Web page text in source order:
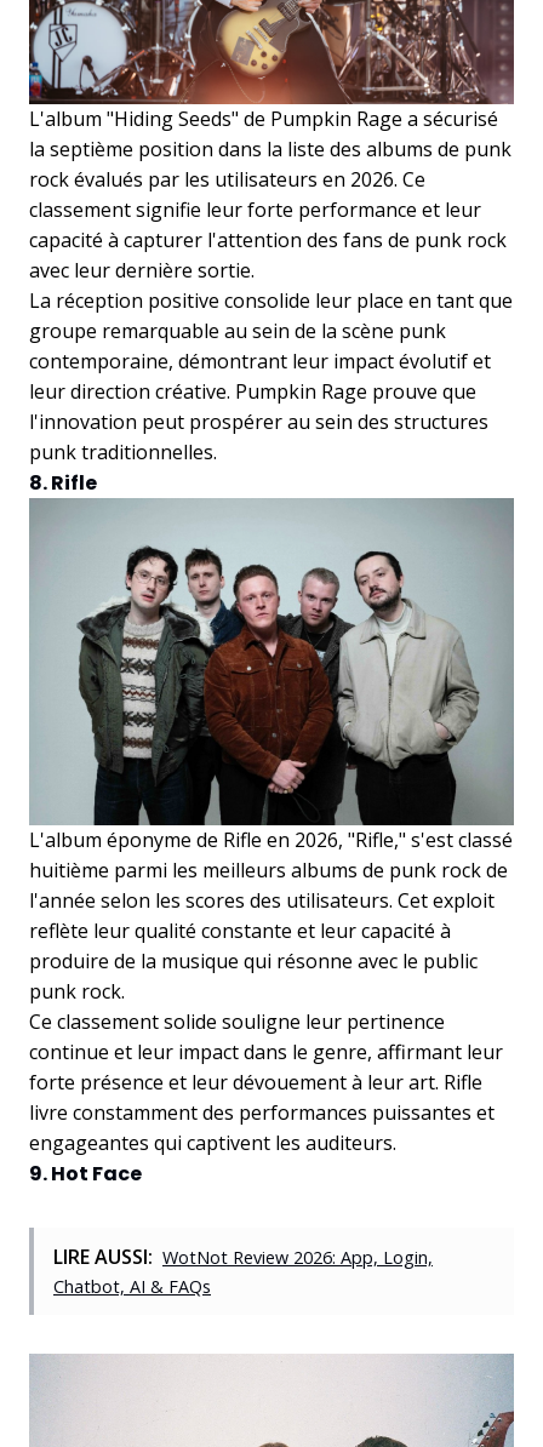
L'album "Hiding Seeds" de Pumpkin Rage a sécurisé
la septième position dans la liste des albums de punk
rock évalués par les utilisateurs en 2026. Ce
classement signifie leur forte performance et leur
capacité à capturer l'attention des fans de punk rock
avec leur dernière sortie.
La réception positive consolide leur place en tant que
groupe remarquable au sein de la scène punk
contemporaine, démontrant leur impact évolutif et
leur direction créative. Pumpkin Rage prouve que
l'innovation peut prospérer au sein des structures
punk traditionnelles.
8. Rifle
L'album éponyme de Rifle en 2026, "Rifle," s'est classé
huitième parmi les meilleurs albums de punk rock de
l'année selon les scores des utilisateurs. Cet exploit
reflète leur qualité constante et leur capacité à
produire de la musique qui résonne avec le public
punk rock.
Ce classement solide souligne leur pertinence
continue et leur impact dans le genre, affirmant leur
forte présence et leur dévouement à leur art. Rifle
livre constamment des performances puissantes et
engageantes qui captivent les auditeurs.
9. Hot Face
LIRE AUSSI: WotNot Review 2026: App, Login,
Chatbot, AI & FAQs